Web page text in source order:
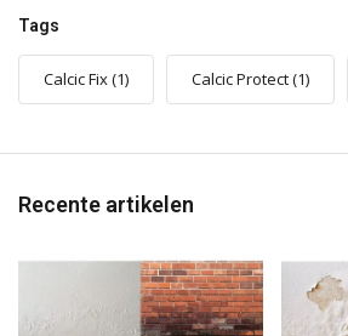
Tags
Calcic Fix(1) Calcic Protect(1)
Recente artikelen